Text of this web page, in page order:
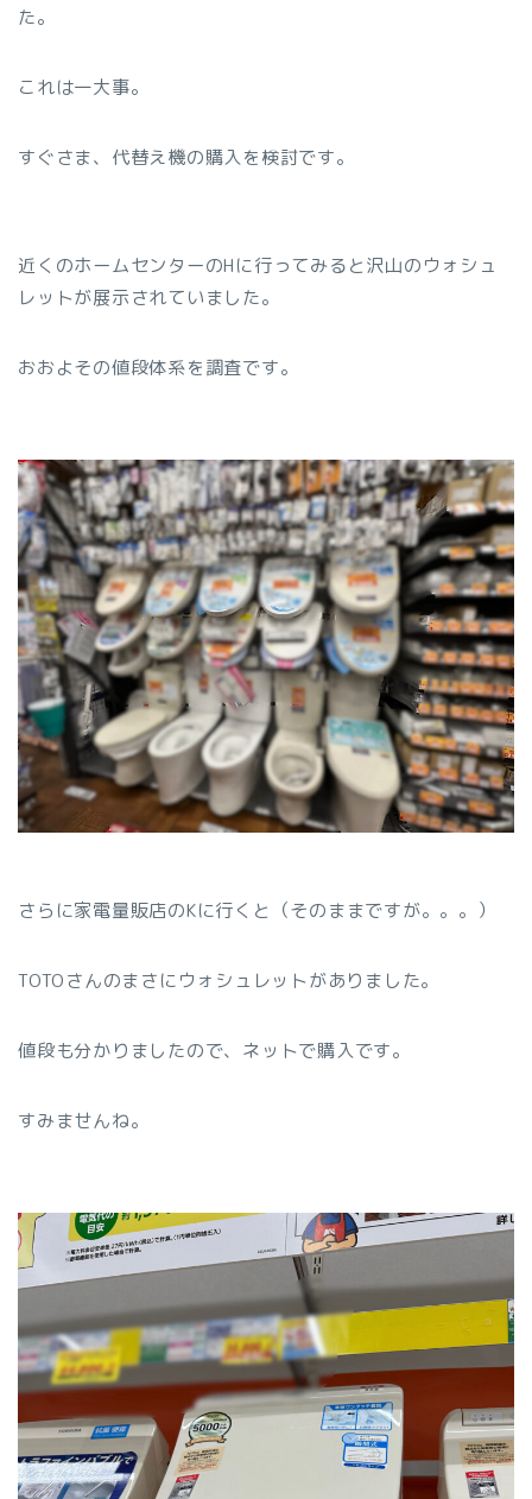
た。
これは一大事。
すぐさま、代替え機の購入を検討です。
近くのホームセンターのHに行ってみると沢山のウォシュ
レットが展示されていました。
おおよその値段体系を調査です。
さらに家電量販店のKに行くと（そのままですが。。。）
TOTOさんのまさにウォシュレットがありました。
値段も分かりましたので、ネットで購入です。
すみませんね。